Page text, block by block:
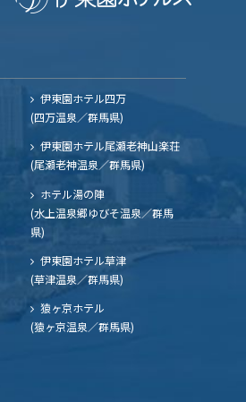
伊東園ホテル四万
(四万温泉／群馬県)
伊東園ホテル尾瀬老神山楽荘
(尾瀬老神温泉／群馬県)
ホテル湯の陣
(水上温泉郷ゆびそ温泉／群馬
県)
伊東園ホテル草津
(草津温泉／群馬県)
猿ヶ京ホテル
(猿ヶ京温泉／群馬県)